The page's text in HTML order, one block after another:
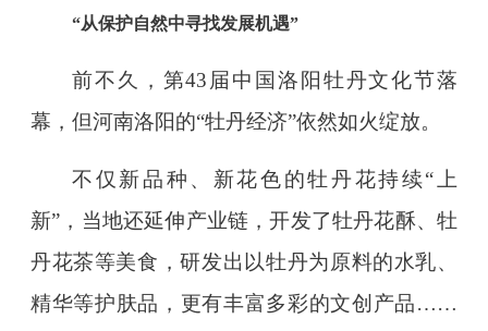
“从保护自然中寻找发展机遇”
前不久，第43届中国洛阳牡丹文化节落
幕，但河南洛阳的“牡丹经济”依然如火绽放。
不仅新品种、新花色的牡丹花持续“上
新”，当地还延伸产业链，开发了牡丹花酥、牡
丹花茶等美食，研发出以牡丹为原料的水乳、
精华等护肤品，更有丰富多彩的文创产品……